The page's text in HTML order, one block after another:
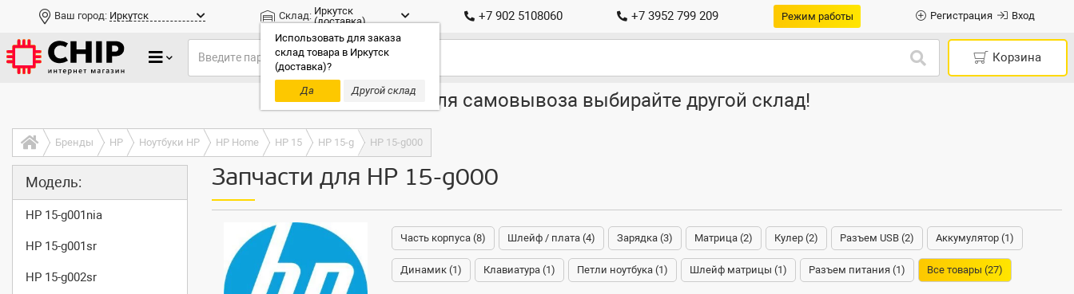
Ваш город: Иркутск Склад: Иркутск
(доставка)
Использовать для заказа
склад товара в Иркутск
(доставка)?
Да
Другой склад
+7 902 5108060 +7 3952 799 209 Режим работы Регистрация Вход
Корзина
Только доставка, для самовывоза выбирайте другой склад!
Бренды HP Ноутбуки HP HP Home HP 15 HP 15-g HP 15-g000
Модель:
HP 15-g001nia
HP 15-g001sr
HP 15-g002sr
Запчасти для HP 15-g000
Часть корпуса (8) Шлейф / плата (4) Зарядка (3) Матрица (2) Кулер (2) Разъем USB (2) Аккумулятор (1)
Динамик (1) Клавиатура (1) Петли ноутбука (1) Шлейф матрицы (1) Разъем питания (1) Все товары (27)